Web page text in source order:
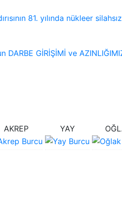
81. yılında nükleer
DARBE GİRİŞİMİ ve
AKREP YAY